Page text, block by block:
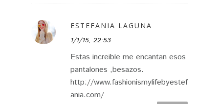
ESTEFANIA LAGUNA
1/1/15, 22:53
Estas increible me encantan esos
pantalones ,besazos.
http://www.fashionismylifebyestef
ania.com/